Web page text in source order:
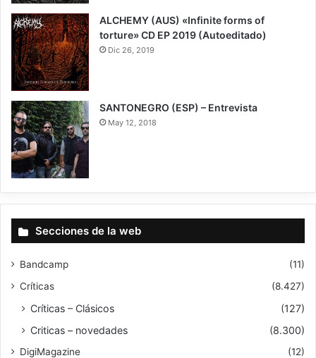
9
ALCHEMY (AUS) «Infinite forms of
torture» CD EP 2019 (Autoeditado)
Dic 26, 2019
SANTONEGRO (ESP) – Entrevista
May 12, 2018
Secciones de la web
Bandcamp
(11)
Críticas
(8.427)
Críticas – Clásicos
(127)
Criticas – novedades
(8.300)
DigiMagazine (12)